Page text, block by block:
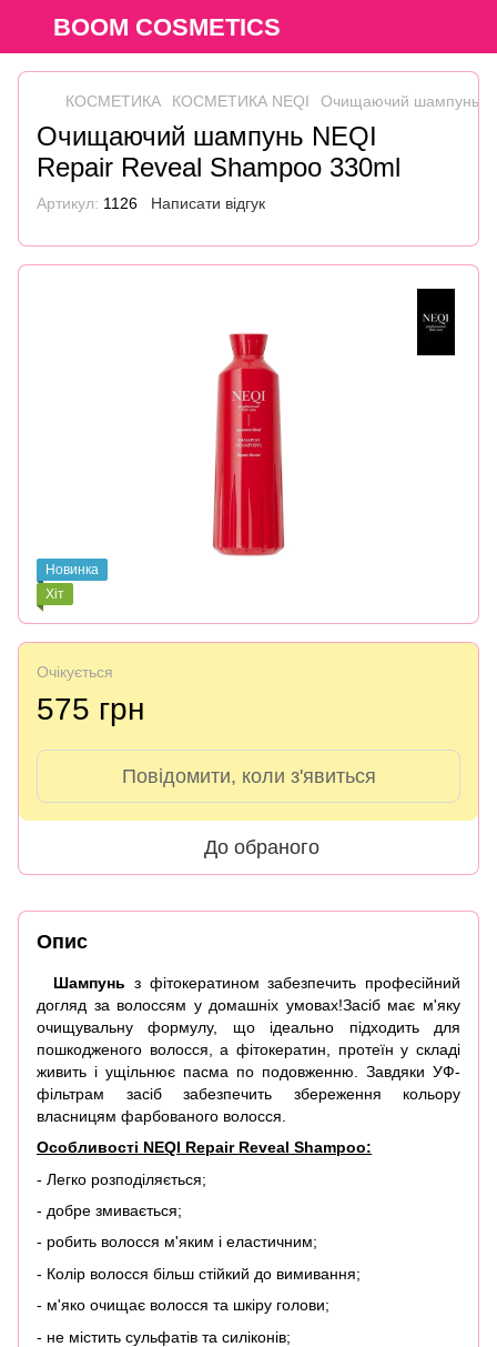
BOOM COSMETICS
КОСМЕТИКА КОСМЕТИКА NEQI Очищаючий шампунь
Очищаючий шампунь NEQI
Repair Reveal Shampoo 330ml
Артикул: 1126 Написати відгук
Новинка
Хіт
Очікується
575 грн
Повідомити, коли з'явиться
До обраного
Опис
Шампунь з фітокератином забезпечить професійний
догляд за волоссям у домашніх умовах!Засіб має м'яку
очищувальну формулу, що ідеально підходить для
пошкодженого волосся, а фітокератин, протеїн у складі
живить і ущільнює пасма по подовженню. Завдяки УФ-
фільтрам засіб забезпечить збереження кольору
власницям фарбованого волосся.
Особливості NEQI Repair Reveal Shampoo:
- Легко розподіляється;
- добре змивається;
- робить волосся м'яким і еластичним;
- Колір волосся більш стійкий до вимивання;
- м'яко очищає волосся та шкіру голови;
- не містить сульфатів та силіконів;